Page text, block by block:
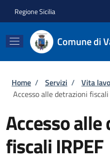
Regione Sicilia
Comune di
Briciole di
Home / Servizi / Vita
Accesso alle detrazioni fiscali
Accesso
fiscali IRPEF